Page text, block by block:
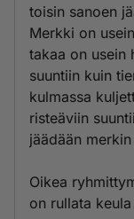
toisin sanoen
Merkki on
takaa on usein
suuntiin kuin
kulmassa
risteäviin
jäädään
Oikea
on rullata